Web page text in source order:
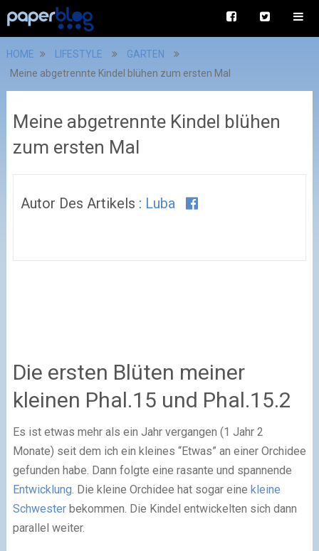
HOME LIFESTYLE
GARTEN
Meine abgetrennte Kindel blühen zum ersten Mal
Meine abgetrennte Kindel blühen
zum ersten Mal
Autor Des Artikels : Luba
Die ersten Blüten meiner
kleinen Phal.15 und Phal.15.2
Es ist etwas mehr als ein Jahr vergangen (1 Jahr 2
Monate) seit dem ich ein kleines “Etwas” an einer Orchidee
gefunden habe. Dann folgte eine rasante und spannende
Entwicklung. Die kleine Orchidee hat sogar eine kleine
Schwesterbekommen. Die Kindel entwickelten sich dann
parallel weiter.